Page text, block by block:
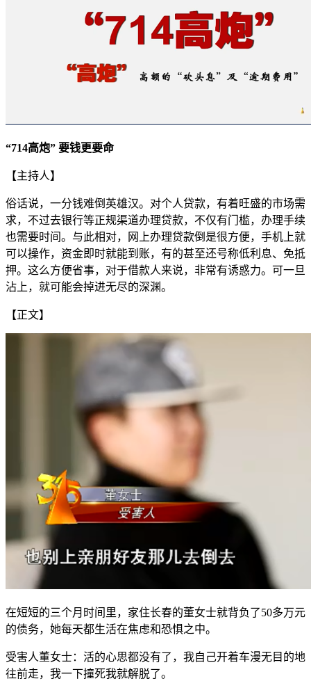
“714高炮” 要钱更要命
【主持人】
俗话说，一分钱难倒英雄汉。对个人贷款，有着旺盛的市场需
求，不过去银行等正规渠道办理贷款，不仅有门槛，办理手续
也需要时间。与此相对，网上办理贷款倒是很方便，手机上就
可以操作，资金即时就能到账，有的甚至还号称低利息、免抵
押。这么方便省事，对于借款人来说，非常有诱惑力。可一旦
沾上，就可能会掉进无尽的深渊。
【正文】
在短短的三个月时间里，家住长春的董女士就背负了50多万元
的债务，她每天都生活在焦虑和恐惧之中。
受害人董女士：活的心思都没有了，我自己开着车漫无目的地
往前走，我一下撞死我就解脱了。